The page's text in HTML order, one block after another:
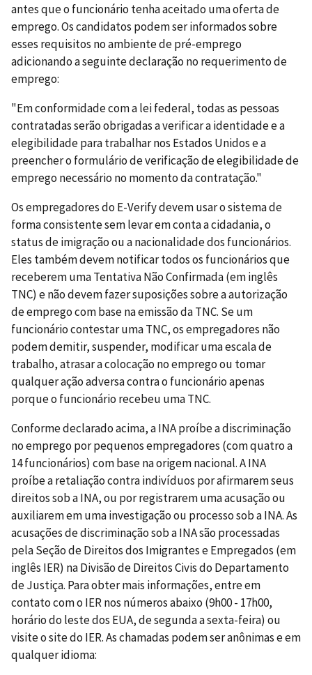
antes que o funcionário tenha aceitado uma oferta de
emprego. Os candidatos podem ser informados sobre
esses requisitos no ambiente de pré-emprego
adicionando a seguinte declaração no requerimento de
emprego:
"Em conformidade com a lei federal, todas as pessoas
contratadas serão obrigadas a verificar a identidade e a
elegibilidade para trabalhar nos Estados Unidos e a
preencher o formulário de verificação de elegibilidade de
emprego necessário no momento da contratação."
Os empregadores do E-Verify devem usar o sistema de
forma consistente sem levar em conta a cidadania, o
status de imigração ou a nacionalidade dos funcionários.
Eles também devem notificar todos os funcionários que
receberem uma Tentativa Não Confirmada (em inglês
TNC) e não devem fazer suposições sobre a autorização
de emprego com base na emissão da TNC. Se um
funcionário contestar uma TNC, os empregadores não
podem demitir, suspender, modificar uma escala de
trabalho, atrasar a colocação no emprego ou tomar
qualquer ação adversa contra o funcionário apenas
porque o funcionário recebeu uma TNC.
Conforme declarado acima, a INA proíbe a discriminação
no emprego por pequenos empregadores (com quatro a
14 funcionários) com base na origem nacional. A INA
proíbe a retaliação contra indivíduos por afirmarem seus
direitos sob a INA, ou por registrarem uma acusação ou
auxiliarem em uma investigação ou processo sob a INA. As
acusações de discriminação sob a INA são processadas
pela Seção de Direitos dos Imigrantes e Empregados (em
inglês IER) na Divisão de Direitos Civis do Departamento
de Justiça. Para obter mais informações, entre em
contato com o IER nos números abaixo (9h00 - 17h00,
horário do leste dos EUA, de segunda a sexta-feira) ou
visite o site do IER. As chamadas podem ser anônimas e em
qualquer idioma: